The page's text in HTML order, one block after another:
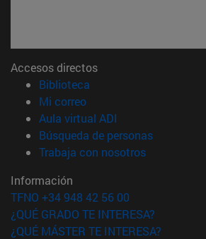
Accesos directos
Biblioteca
Mi correo(abre en nueva ventana)
Aula virtual ADI
Búsqueda de personas(abre en
Trabaja con nosotros(abre en
Información
TFNO +34 948 42 56 00
¿QUÉ GRADO TE INTERESA?
¿QUÉ MÁSTER TE INTERESA?